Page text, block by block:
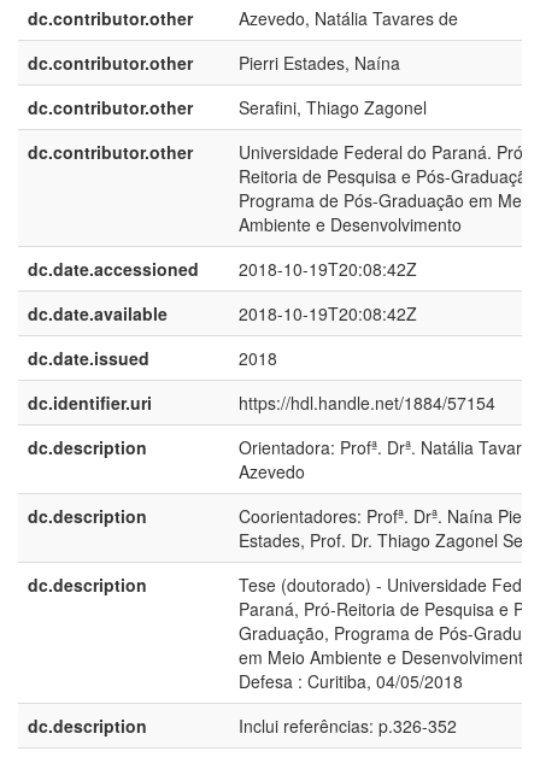
dc.contributor.other
Azevedo, Natália Tavares de
dc.contributor.other
Pierri Estades, Naína
dc.contributor.other
Serafini, Thiago Zagonel
dc.contributor.other
Universidade Federal do Paraná. Pró-
Reitoria de Pesquisa e Pós-Graduação.
Programa de Pós-Graduação em Meio
Ambiente e Desenvolvimento
dc.date.accessioned
2018-10-19T20:08:42Z
dc.date.available
2018-10-19T20:08:42Z
dc.date.issued
2018
dc.identifier.uri
https://hdl.handle.net/1884/57154
dc.description
Orientadora: Profª. Drª. Natália
Azevedo
dc.description
Coorientadores: Profª. Drª. Naína Pierri
Estades, Prof. Dr. Thiago Zagonel
dc.description
Tese (doutorado) - Universidade
Paraná, Pró-Reitoria de Pesquisa e
Graduação, Programa de Pós-
em Meio Ambiente e Desenvolvimento.
Defesa : Curitiba, 04/05/2018
dc.description
Inclui referências: p.326-352